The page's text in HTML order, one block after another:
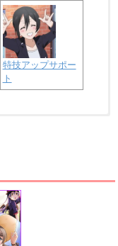
特技アップサポー
ト
渡辺曜
優木せつ菜